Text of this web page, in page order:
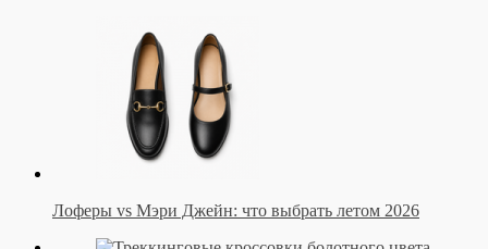
Лоферы vs Мэри Джейн: что выбрать летом 2026